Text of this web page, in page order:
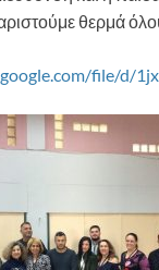
θερμά
file/d/